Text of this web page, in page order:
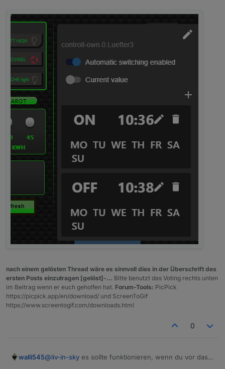
nach einem gelösten Thread wäre es sinnvoll dies in der Überschrift des
ersten Posts einzutragen [gelöst]-... Bitte benutzt das Voting rechts unten
im Beitrag wenn er euch geholfen hat. Forum-Tools: PicPick
https://picpick.app/en/download/ und ScreenToGif
https://www.screentogif.com/downloads.html
0
walli545@liv-in-sky es sollte funktionieren, wenn du vor das